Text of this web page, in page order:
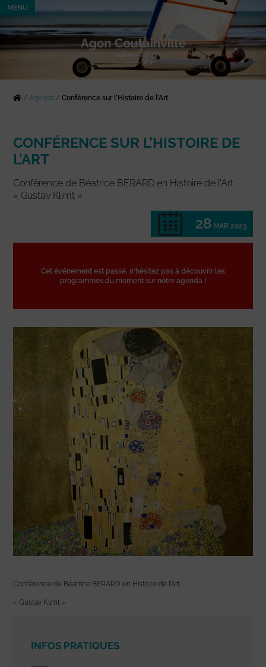
MENU
/Agenda /Conférence sur l’Histoire de l’Art
CONFÉRENCE SUR L’HISTOIRE DE
L’ART
Conférence de Béatrice BERARD en Histoire de l’Art.
« Gustav Klimt »
28 MAR 2023
Cet événement est passé, n'hésitez pas à découvrir les
programmes du moment sur notre agenda !
Conférence de Béatrice BERARD en Histoire de l’Art.
« Gustav Klimt »
INFOS PRATIQUES